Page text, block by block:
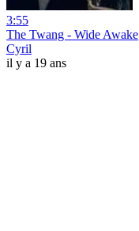
3:55
The Twang - Wide Awake
Cyril
il y a 19 ans